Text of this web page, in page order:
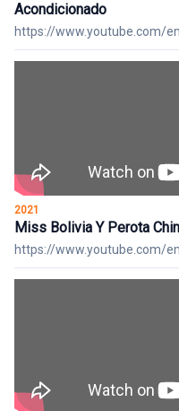
Acondicionado
https://www.youtube.com/
2021
Miss Bolivia Y Perota
https://www.youtube.com/